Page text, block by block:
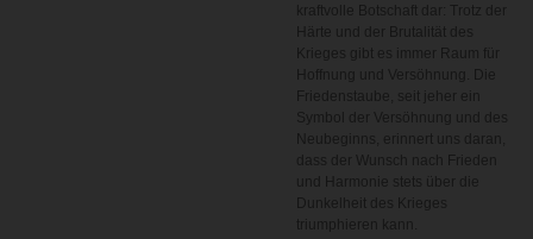
kraftvolle Botschaft dar: Trotz der
Härte und der Brutalität des
Krieges gibt es immer Raum für
Hoffnung und Versöhnung. Die
Friedenstaube, seit jeher ein
Symbol der Versöhnung und des
Neubeginns, erinnert uns daran,
dass der Wunsch nach Frieden
und Harmonie stets über die
Dunkelheit des Krieges
triumphieren kann.